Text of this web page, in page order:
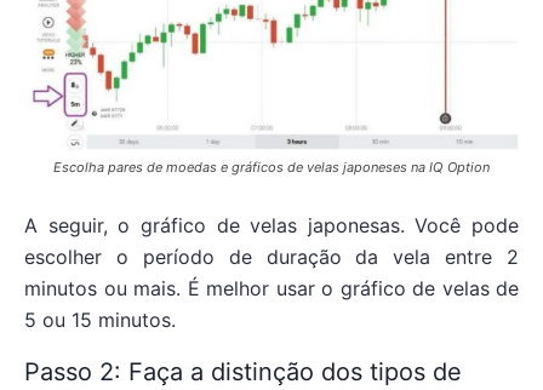
Escolha pares de moedas e gráficos de velas japoneses na IQ Option
A seguir, o gráfico de velas japonesas. Você pode
escolher o período de duração da vela entre 2
minutos ou mais. É melhor usar o gráfico de velas de
5 ou 15 minutos.
Passo 2: Faça a distinção dos tipos de